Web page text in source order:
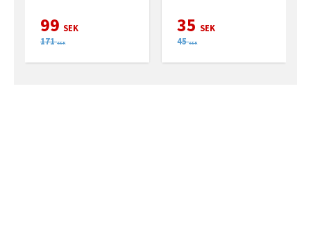
99 SEK
171 SEK
35 SEK
45 SEK